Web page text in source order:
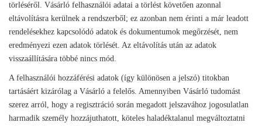
törléséről. Vásárló felhasználói adatai a törlést követően azonnal
eltávolításra kerülnek a rendszerből; ez azonban nem érinti a már leadott
rendelésekhez kapcsolódó adatok és dokumentumok megőrzését, nem
eredményezi ezen adatok törlését. Az eltávolítás után az adatok
visszaállítására többé nincs mód.
A felhasználói hozzáférési adatok (így különösen a jelszó) titokban
tartásáért kizárólag a Vásárló a felelős. Amennyiben Vásárló tudomást
szerez arról, hogy a regisztráció során megadott jelszavához jogosulatlan
harmadik személy hozzájuthatott, köteles haladéktalanul megváltoztatni